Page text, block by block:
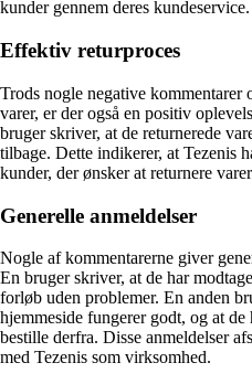
kunder gennem deres kundeservice.
Effektiv returproces
Trods nogle negative kommentarer
varer, er der også en positiv
bruger skriver, at de returnerede
tilbage. Dette indikerer, at Tezenis
kunder, der ønsker at returnere
Generelle anmeldelser
Nogle af kommentarerne giver
En bruger skriver, at de har
forløb uden problemer. En anden
hjemmeside fungerer godt, og at
bestille derfra. Disse anmeldelser
med Tezenis som virksomhed.